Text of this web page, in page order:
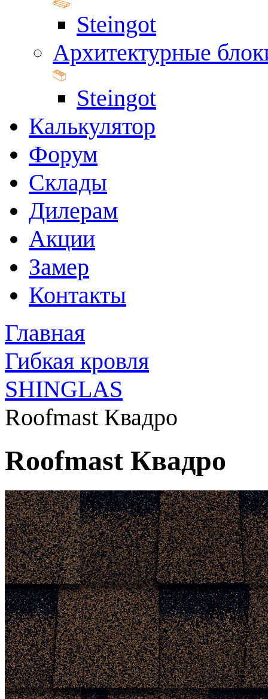
Steingot
Архитектурные
Steingot
Калькулятор
Форум
Склады
Дилерам
Акции
Замер
Контакты
Главная
Гибкая кровля
SHINGLAS
Roofmast Квадро
Roofmast Квадро